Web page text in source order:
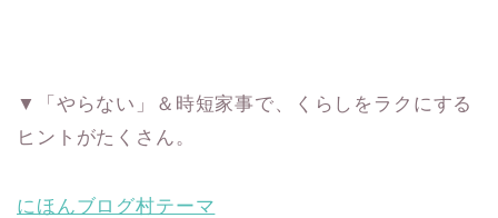
▼「やらない」＆時短家事で、くらしをラクにする
ヒントがたくさん。
にほんブログ村テーマ